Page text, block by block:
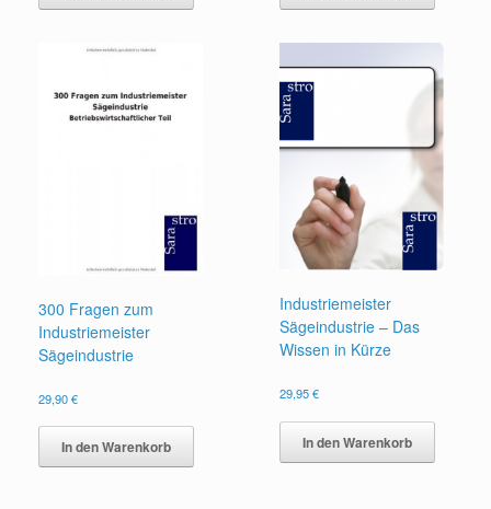
300 Fragen zum
Industriemeister
Sägeindustrie
29,90€
In den Warenkorb
Industriemeister
Sägeindustrie – Das
Wissen in Kürze
29,95€
In den Warenkorb